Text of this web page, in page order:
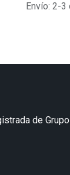
Envío: 2-
de